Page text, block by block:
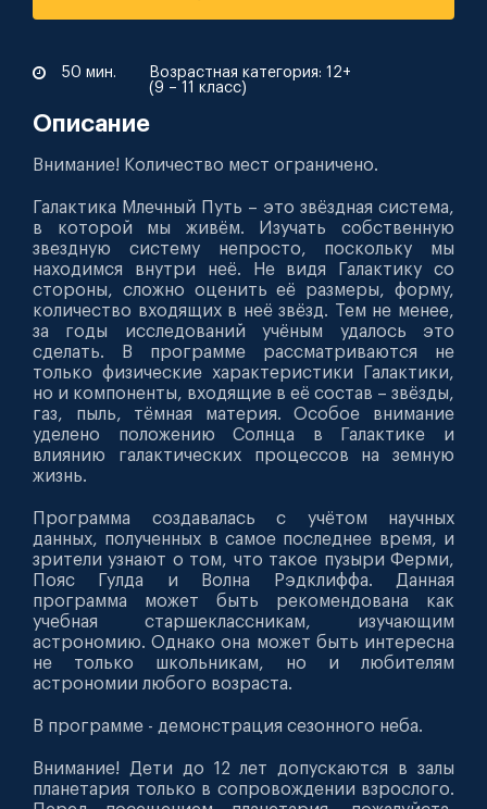
50 мин.
Возрастная категория: 12+
(9 – 11 класс)
Описание
Внимание! Количество мест ограничено.
Галактика Млечный Путь – это звёздная система,
в которой мы живём. Изучать собственную
звездную систему непросто, поскольку мы
находимся внутри неё. Не видя Галактику со
стороны, сложно оценить её размеры, форму,
количество входящих в неё звёзд. Тем не менее,
за годы исследований учёным удалось это
сделать. В программе рассматриваются не
только физические характеристики Галактики,
но и компоненты, входящие в её состав – звёзды,
газ, пыль, тёмная материя. Особое внимание
уделено положению Солнца в Галактике и
влиянию галактических процессов на земную
жизнь.
Программа создавалась с учётом научных
данных, полученных в самое последнее время, и
зрители узнают о том, что такое пузыри Ферми,
Пояс Гулда и Волна Рэдклиффа. Данная
программа может быть рекомендована как
учебная старшеклассникам, изучающим
астрономию. Однако она может быть интересна
не только школьникам, но и любителям
астрономии любого возраста.
В программе - демонстрация сезонного неба.
Внимание! Дети до 12 лет допускаются в залы
планетария только в сопровождении взрослого.